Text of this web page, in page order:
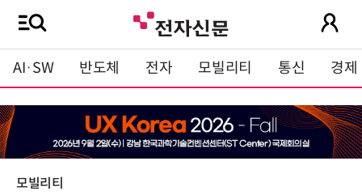
AI·SW 반도체 전자 모빌리티 통신 경제
모빌리티